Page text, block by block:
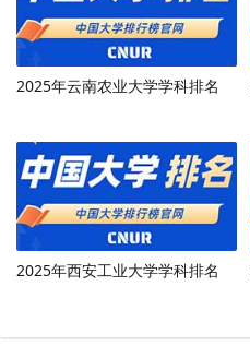
2025年云南农业大学学科排名
2025年西安工业大学学科排名